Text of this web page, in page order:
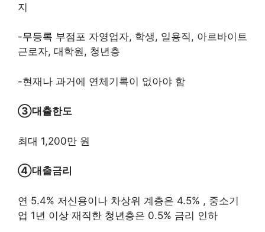
지
-무등록 부점포 자영업자, 학생, 일용직, 아르바이트
근로자, 대학원, 청년층
-현재나 과거에 연체기록이 없아야 함
③대출한도
최대 1,200만 원
④대출금리
연 5.4% 저신용이나 차상위 계층은 4.5% , 중소기
업 1년 이상 재직한 청년층은 0.5% 금리 인하